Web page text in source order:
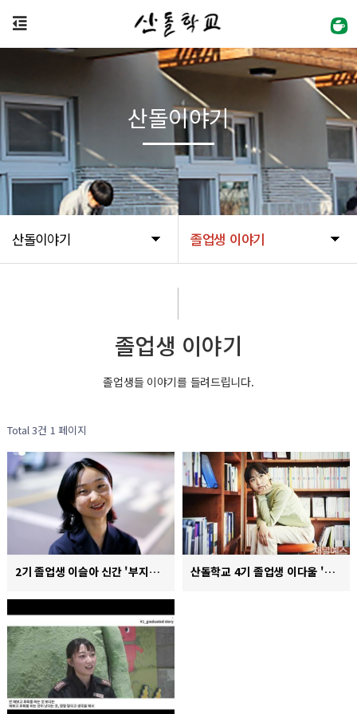
산돌이야기 졸업생 이야기
산돌이야기
졸업생 이야기
졸업생들 이야기를 들려드립니다.
Total 3건 1 페이지
2기 졸업생 이슬아 신간 '부지런한 사랑' 출간 소식 산돌학교 4기 졸업생 이다울 '천장의 무늬' 출간소식